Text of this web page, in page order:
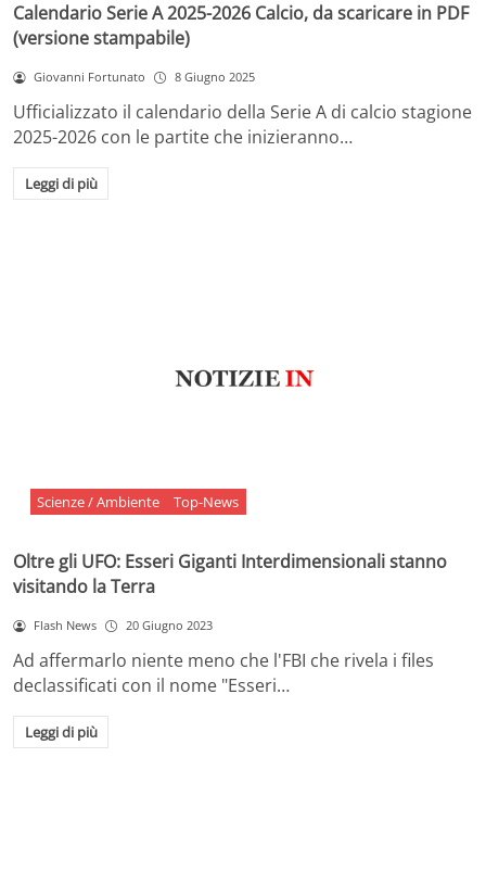
Calendario Serie A 2025-2026 Calcio, da scaricare in PDF
(versione stampabile)
Giovanni Fortunato 8 Giugno 2025
Ufficializzato il calendario della Serie A di calcio stagione
2025-2026 con le partite che inizieranno…
Leggi di più
Scienze / Ambiente Top-News
Oltre gli UFO: Esseri Giganti Interdimensionali stanno
visitando la Terra
Flash News 20 Giugno 2023
Ad affermarlo niente meno che l'FBI che rivela i files
declassificati con il nome "Esseri…
Leggi di più